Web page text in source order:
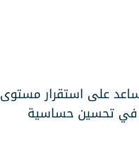
على استقرار مستوى
في تحسين حساسية